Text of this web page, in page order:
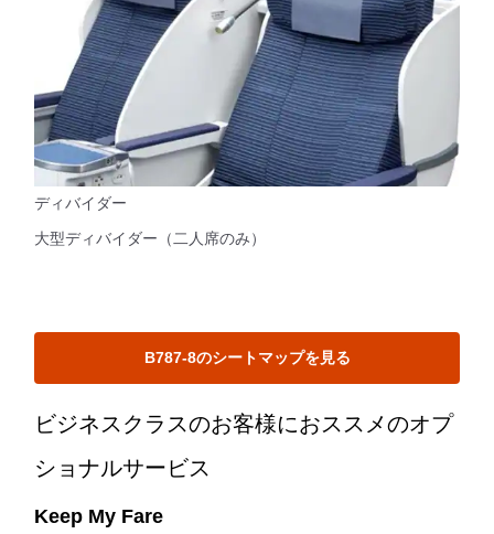
ディバイダー
大型ディバイダー（二人席のみ）
B787-8のシートマップを見る
ビジネスクラスのお客様におススメのオプ
ショナルサービス
Keep My Fare